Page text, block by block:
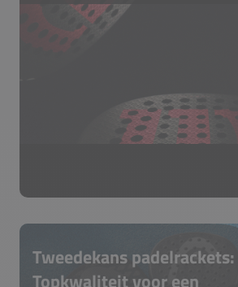
de toekomst. De Wilson Bela Pro v3 is een
perfect uitgebalanceerd hybride
padelracket dat samen met Fernando
Tweedekans padelrackets: